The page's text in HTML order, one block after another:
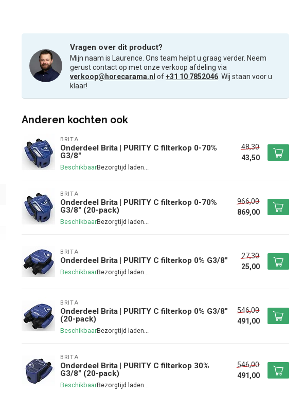
Vragen over dit product?
Mijn naam is Laurence. Ons team helpt u graag verder. Neem
gerust contact op met onze verkoop afdeling via
verkoop@horecarama.nl of+31 10 7852046 . Wij staan voor u
klaar!
Anderen kochten ook
BRITA
Onderdeel Brita | PURITY C filterkop 0-70%
G3/8"
Beschikbaar
48,30
43,50
BRITA
Onderdeel Brita | PURITY C filterkop 0-70%
G3/8" (20-pack)
Beschikbaar
966,00
869,00
BRITA
Onderdeel Brita | PURITY C filterkop 0% G3/8"
Beschikbaar
27,30
25,00
BRITA
Onderdeel Brita | PURITY C filterkop 0% G3/8"
(20-pack)
Beschikbaar
546,00
491,00
BRITA
Onderdeel Brita | PURITY C filterkop 30%
G3/8" (20-pack)
Beschikbaar
546,00
491,00